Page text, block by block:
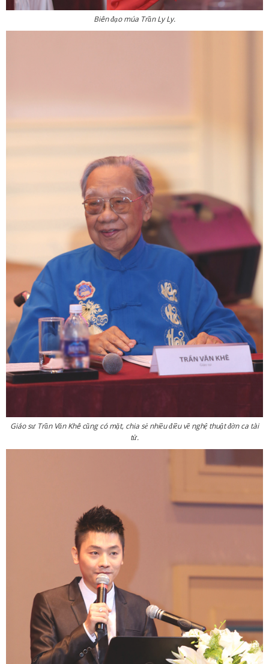
Biên đạo múa Trần Ly Ly.
Giáo sư Trần Văn Khê cũng có mặt, chia sẻ nhiều điều về nghệ thuật đờn ca tài
tử.